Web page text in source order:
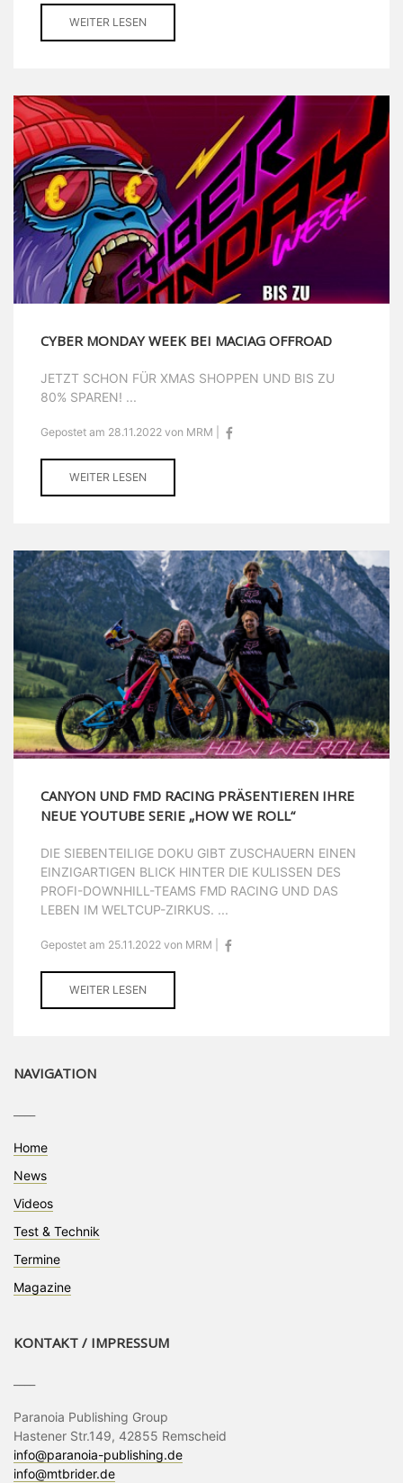
WEITER LESEN
CYBER MONDAY WEEK BEI MACIAG OFFROAD
JETZT SCHON FÜR XMAS SHOPPEN UND BIS ZU
80% SPAREN! ...
Gepostet am 28.11.2022 von MRM |
WEITER LESEN
CANYON UND FMD RACING PRÄSENTIEREN IHRE
NEUE YOUTUBE SERIE „HOW WE ROLL“
DIE SIEBENTEILIGE DOKU GIBT ZUSCHAUERN EINEN
EINZIGARTIGEN BLICK HINTER DIE KULISSEN DES
PROFI-DOWNHILL-TEAMS FMD RACING UND DAS
LEBEN IM WELTCUP-ZIRKUS. ...
Gepostet am 25.11.2022 von MRM |
WEITER LESEN
NAVIGATION
Home
News
Videos
Test & Technik
Termine
Magazine
KONTAKT / IMPRESSUM
Paranoia Publishing Group
Hastener Str.149, 42855 Remscheid
info@paranoia-publishing.de
info@mtbrider.de